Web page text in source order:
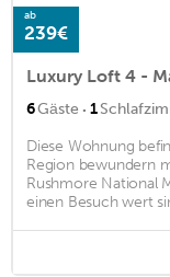
ab
239€
Luxury Loft 4 -
6Gäste · 1
Diese Wohnung
Region bewundern
Rushmore National
einen Besuch wert